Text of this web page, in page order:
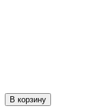
В корзину